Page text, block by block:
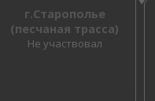
г.Старополье
(песчаная трасса)
Не участвовал